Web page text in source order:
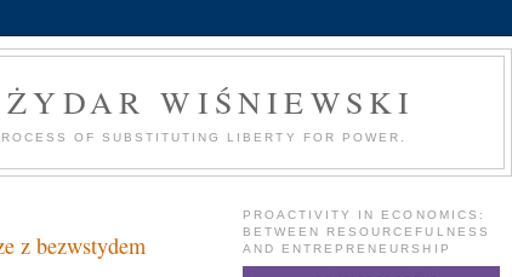
WIŚNIEWSKI
OF SUBSTITUTING LIBERTY FOR POWER.
z bezwstydem
PROACTIVITY IN ECONOMICS:
BETWEEN RESOURCEFULNESS
AND ENTREPRENEURSHIP